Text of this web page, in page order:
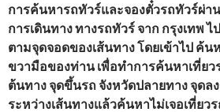
การค้นหารถทัวร์และจองตั๋วรถทัวร์ผ่
การเดินทาง ทางรถทัวร์ จาก กรุงเทพ
ตามจุดจอดของเส้นทาง โดยเข้าไป ค้
ขวามือของท่าน เพื่อทำการค้นหาเที่ยว
ต้นทาง จุดขึ้นรถ จังหวัดปลายทาง จุดล
ระหว่างเส้นทางแล้วค้นหาไม่เจอเที่ยว